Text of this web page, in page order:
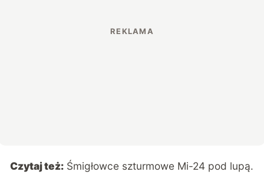
Czytaj też: Śmigłowce szturmowe Mi-24 pod lupą.